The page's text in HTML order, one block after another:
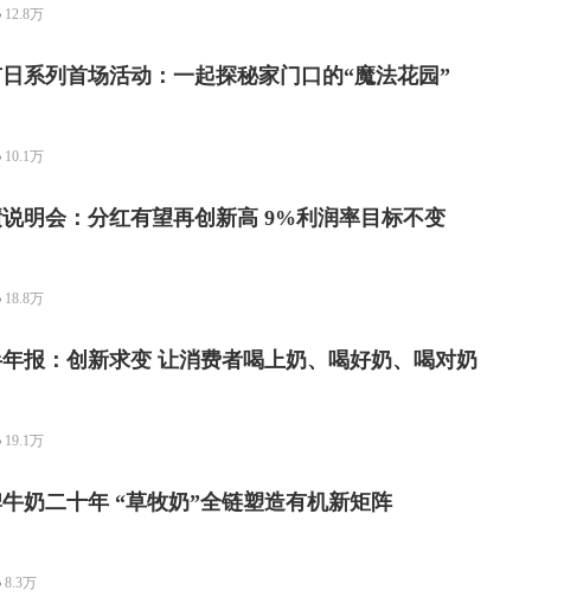
12.8万
系列首场活动：一起探秘家门口的“魔法花园”
10.1万
明会：分红有望再创新高 9%利润率目标不变
18.8万
报：创新求变 让消费者喝上奶、喝好奶、喝对奶
19.1万
奶二十年 “草牧奶”全链塑造有机新矩阵
8.3万